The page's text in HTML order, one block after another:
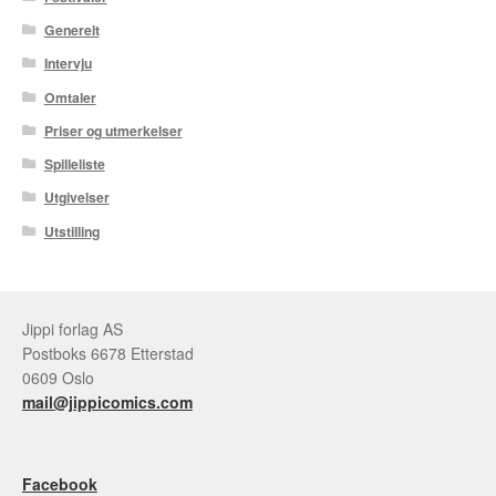
Trond Ivar Hansen
Til kassen
Your Account
Generelt
Intervju
Omtaler
Priser og utmerkelser
Spilleliste
Utgivelser
Utstilling
Jippi forlag AS
Postboks 6678 Etterstad
0609 Oslo
mail@jippicomics.com
Facebook